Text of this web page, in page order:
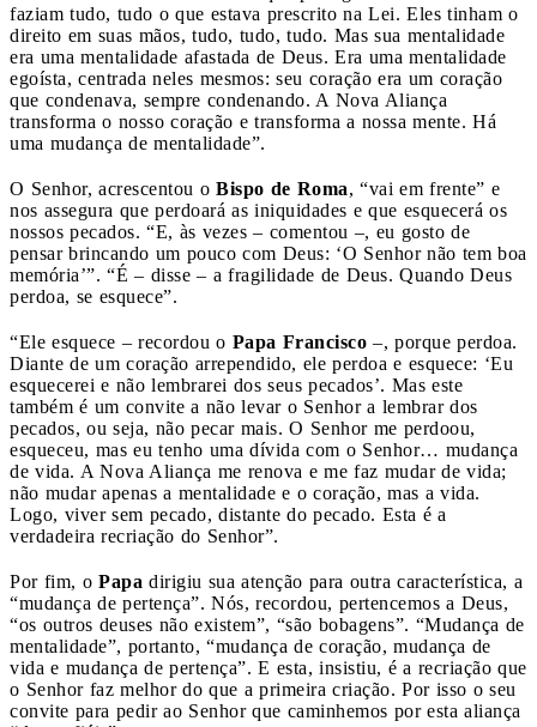
faziam tudo, tudo o que estava prescrito na Lei. Eles tinham o
direito em suas mãos, tudo, tudo, tudo. Mas sua mentalidade
era uma mentalidade afastada de Deus. Era uma mentalidade
egoísta, centrada neles mesmos: seu coração era um coração
que condenava, sempre condenando. A Nova Aliança
transforma o nosso coração e transforma a nossa mente. Há
uma mudança de mentalidade”.
O Senhor, acrescentou o Bispo de Roma, “vai em frente” e
nos assegura que perdoará as iniquidades e que esquecerá os
nossos pecados. “E, às vezes – comentou –, eu gosto de
pensar brincando um pouco com Deus: ‘O Senhor não tem boa
memória’”. “É – disse – a fragilidade de Deus. Quando Deus
perdoa, se esquece”.
“Ele esquece – recordou o Papa Francisco –, porque perdoa.
Diante de um coração arrependido, ele perdoa e esquece: ‘Eu
esquecerei e não lembrarei dos seus pecados’. Mas este
também é um convite a não levar o Senhor a lembrar dos
pecados, ou seja, não pecar mais. O Senhor me perdoou,
esqueceu, mas eu tenho uma dívida com o Senhor… mudança
de vida. A Nova Aliança me renova e me faz mudar de vida;
não mudar apenas a mentalidade e o coração, mas a vida.
Logo, viver sem pecado, distante do pecado. Esta é a
verdadeira recriação do Senhor”.
Por fim, o Papa dirigiu sua atenção para outra característica, a
“mudança de pertença”. Nós, recordou, pertencemos a Deus,
“os outros deuses não existem”, “são bobagens”. “Mudança de
mentalidade”, portanto, “mudança de coração, mudança de
vida e mudança de pertença”. E esta, insistiu, é a recriação que
o Senhor faz melhor do que a primeira criação. Por isso o seu
convite para pedir ao Senhor que caminhemos por esta aliança